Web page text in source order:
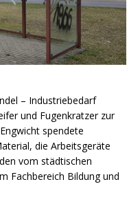
– Industriebedarf
und Fugenkratzer zur
spendete
die Arbeitsgeräte
vom städtischen
Fachbereich Bildung und